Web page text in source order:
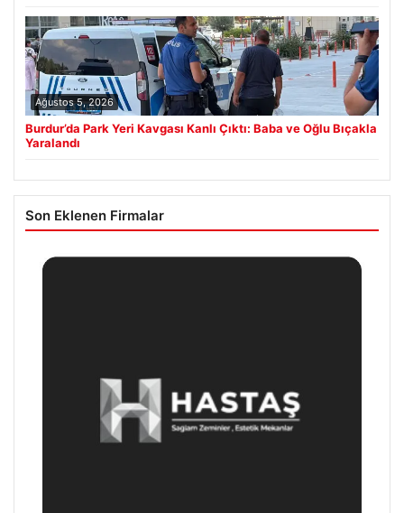
Ağustos 5, 2026
Burdur’da Park Yeri Kavgası Kanlı Çıktı: Baba ve Oğlu Bıçakla
Yaralandı
Son Eklenen Firmalar